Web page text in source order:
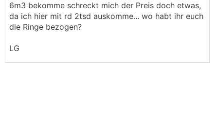
6m3 bekomme schreckt mich der Preis doch etwas,
da ich hier mit rd 2tsd auskomme... wo habt ihr euch
die Ringe bezogen?
LG